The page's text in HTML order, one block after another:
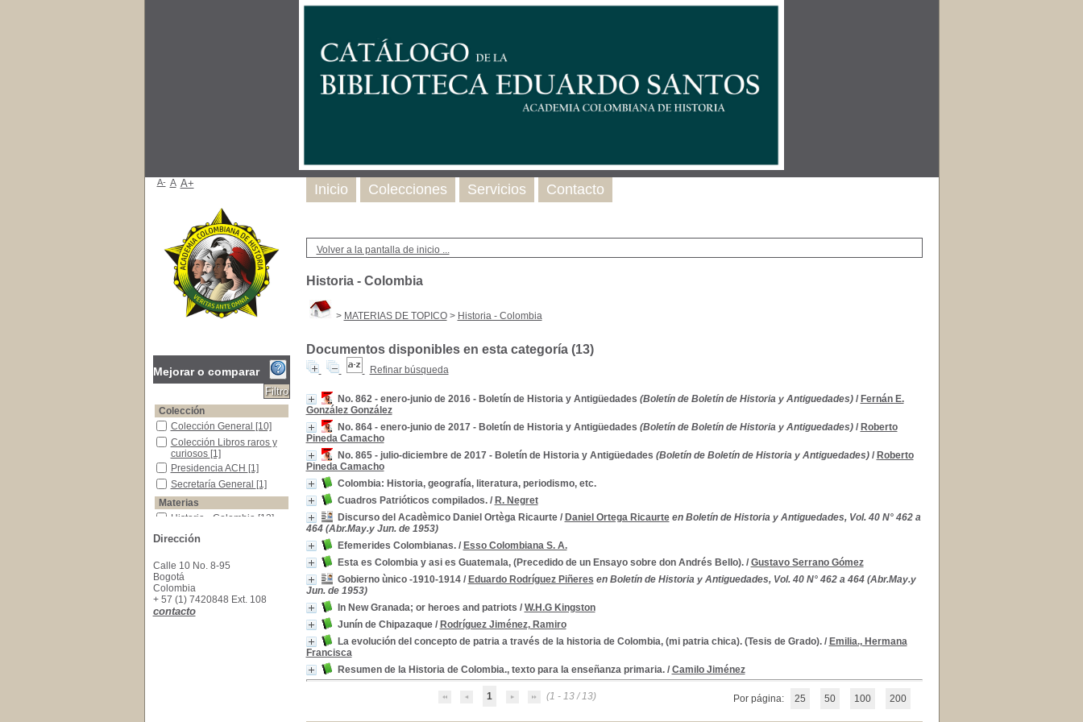
Volver a la pantalla de inicio ...
Historia - Colombia
> MATERIAS DE TOPICO> Historia - Colombia
Documentos disponibles en esta categoría (13)
Refinar búsqueda
No. 862 - enero-junio de 2016 - Boletín de Historia y Antigüedades (Boletín de Boletín de Historia y Antiguedades)/ Fernán E.
González González
No. 864 - enero-junio de 2017 - Boletín de Historia y Antigüedades (Boletín de Boletín de Historia y Antiguedades)/ Roberto
Pineda Camacho
No. 865 - julio-diciembre de 2017 - Boletín de Historia y Antigüedades (Boletín de Boletín de Historia y Antiguedades)/ Roberto
Pineda Camacho
Colombia: Historia, geografía, literatura, periodismo, etc.
Cuadros Patrióticos compilados./ R. Negret
Discurso del Acadèmico Daniel Ortèga Ricaurte/ Daniel Ortega Ricaurte en Boletín de Historia y Antiguedades, Vol. 40 N° 462 a
464 (Abr.May.y Jun. de 1953)
Efemerides Colombianas./ Esso Colombiana S. A.
Esta es Colombia y asi es Guatemala, (Precedido de un Ensayo sobre don Andrés Bello)./ Gustavo Serrano Gómez
Gobierno ùnico -1910-1914/ Eduardo Rodríguez Piñeres en Boletín de Historia y Antiguedades, Vol. 40 N° 462 a 464 (Abr.May.y
Jun. de 1953)
In New Granada; or heroes and patriots / W.H.G Kingston
Junín de Chipazaque/ Rodríguez Jiménez, Ramiro
La evolución del concepto de patria a través de la historia de Colombia, (mi patria chica). (Tesis de Grado)./ Emilia., Hermana
Francisca
Resumen de la Historia de Colombia., texto para la enseñanza primaria./ Camilo Jiménez
1 (1 - 13 / 13) Por página: 25 50 100 200
Inicio Colecciones Servicios Contacto
A- A A+
Mejorar o comparar
Colección
Colección General
Colección General [10]
Colección Libros raros y curiosos
Colección Libros raros y
curiosos [1]
Presidencia ACH
Presidencia ACH [1]
Secretaría General
Secretaría General [1]
Materias
Historia - Colombia
Historia - Colombia [13]
Colombia - Historia - Geografía - Literatura
Colombia - Historia -
Geografía - Literatura
Colombia -Historia -Ensayos
Colombia -Historia -
Ensayos[1]
Colombia--Historia
Colombia--Historia
Cundinamarca (Colombia) -Historia
Cundinamarca
(Colombia) -Historia
Dirección
Calle 10 No. 8-95
Bogotá
Colombia
+ 57 (1) 7420848 Ext. 108
contacto